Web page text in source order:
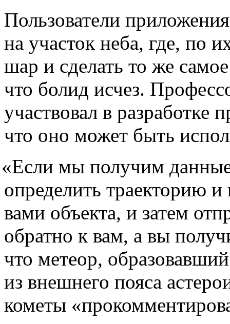
Пользователи
на участок неба, где, по
шар и сделать то же
что болид исчез.
участвовал в разработке
что оно может быть
«Если мы получим
определить траекторию
вами объекта, и затем
обратно к вам, а вы
что метеор,
из внешнего пояса
кометы «